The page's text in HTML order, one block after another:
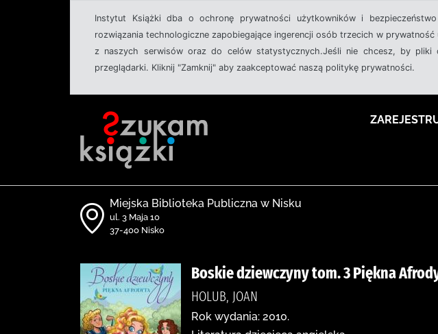
Instytut Książki dba o ochronę prywatności użytkowników i
rozwiązania technologiczne zapobiegające ingerencji osób trzecich w
z naszych serwisów oraz do celów statystycznych.Jeśli nie chcesz, by pliki
przeglądarki. Kliknij "Zamknij" aby zaakceptować naszą politykę prywatności.
Miejska Biblioteka Publiczna w Nisku
ul. 3 Maja 10
37-400 Nisko
Boskie dziewczyny tom. 3 Piękna
HOLUB, JOAN
Rok wydania: 2010.